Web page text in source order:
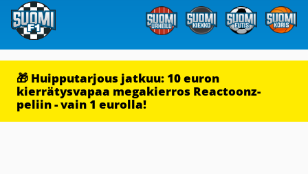
🎁 Huipputarjous jatkuu: 10 euron
kierrätysvapaa megakierros Reactoonz-
peliin - vain 1 eurolla!